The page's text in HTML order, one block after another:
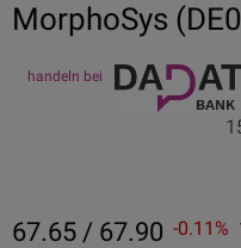
MorphoSys
handeln bei
67.65 / 67.90 -0.11%